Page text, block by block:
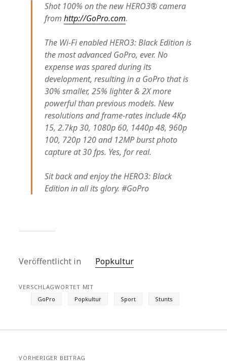
Shot 100% on the new HERO3® camera
from ‪http://GoPro.com.
The Wi-Fi enabled HERO3: Black Edition is
the most advanced GoPro, ever. No
expense was spared during its
development, resulting in a GoPro that is
30% smaller, 25% lighter & 2X more
powerful than previous models. New
resolutions and frame-rates include 4Kp
15, 2.7kp 30, 1080p 60, 1440p 48, 960p
100, 720p 120 and 12MP burst photo
capture at 30 fps. Yes, for real.
Sit back and enjoy the HERO3: Black
Edition in all its glory. #GoPro
Veröffentlicht in Popkultur
VERSCHLAGWORTET MIT
GoPro
Popkultur Sport Stunts
VORHERIGER BEITRAG